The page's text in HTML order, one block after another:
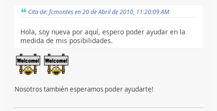
Cita de: fcmontes en 20 de Abril de 2010, 11:20:09 AM
Hola, soy nueva por aquí, espero poder ayudar en la
medida de mis posibilidades.
Nosotros también esperamos poder ayudarte!